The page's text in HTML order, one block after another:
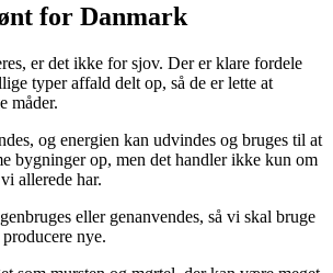
for Danmark
er det ikke for sjov. Der er klare fordele
typer affald delt op, så de er lette at
måder.
og energien kan udvindes og bruges til at
bygninger op, men det handler ikke kun om
allerede har.
eller genanvendes, så vi skal bruge
nye.